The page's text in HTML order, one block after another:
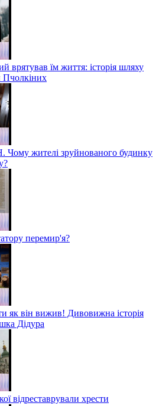
врятував їм життя: історія шляху
Пчолкіних
жителі зруйнованого будинку
перемир'я?
як він вижив! Дивовижна історія
Дідура
відреставрували хрести